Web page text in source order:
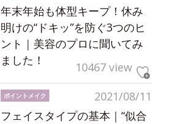
年末年始も体型キープ！休み
明けの“ドキッ”を防ぐ3つのヒ
ント｜美容のプロに聞いてみ
ました！
10467 view
2021/08/11
ポイントメイク
フェイスタイプの基本｜“似合